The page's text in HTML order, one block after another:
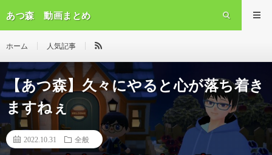
あつ森 動画まとめ
ホーム 人気記事
【あつ森】久々にやると心が落ち着き
ますねぇ
2022.10.31 全般